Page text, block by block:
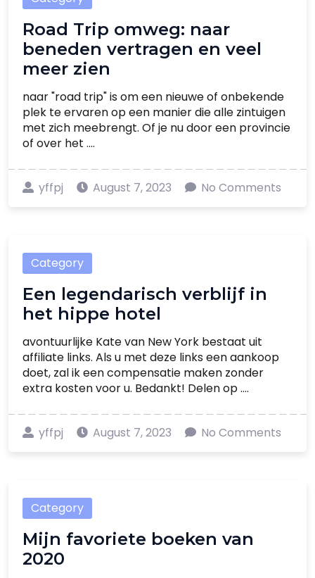
Road Trip omweg: naar
beneden vertragen en veel
meer zien
naar "road trip" is om een nieuwe of onbekende
plek te ervaren op een manier die alle zintuigen
met zich meebrengt. Of je nu door een provincie
of over het ....
yffpj August 7, 2023 No Comments
Category
Een legendarisch verblijf in
het hippe hotel
avontuurlijke Kate van New York bestaat uit
affiliate links. Als u met deze links een aankoop
doet, zal ik een compensatie maken zonder
extra kosten voor u. Bedankt! Delen op ....
yffpj August 7, 2023 No Comments
Category
Mijn favoriete boeken van
2020